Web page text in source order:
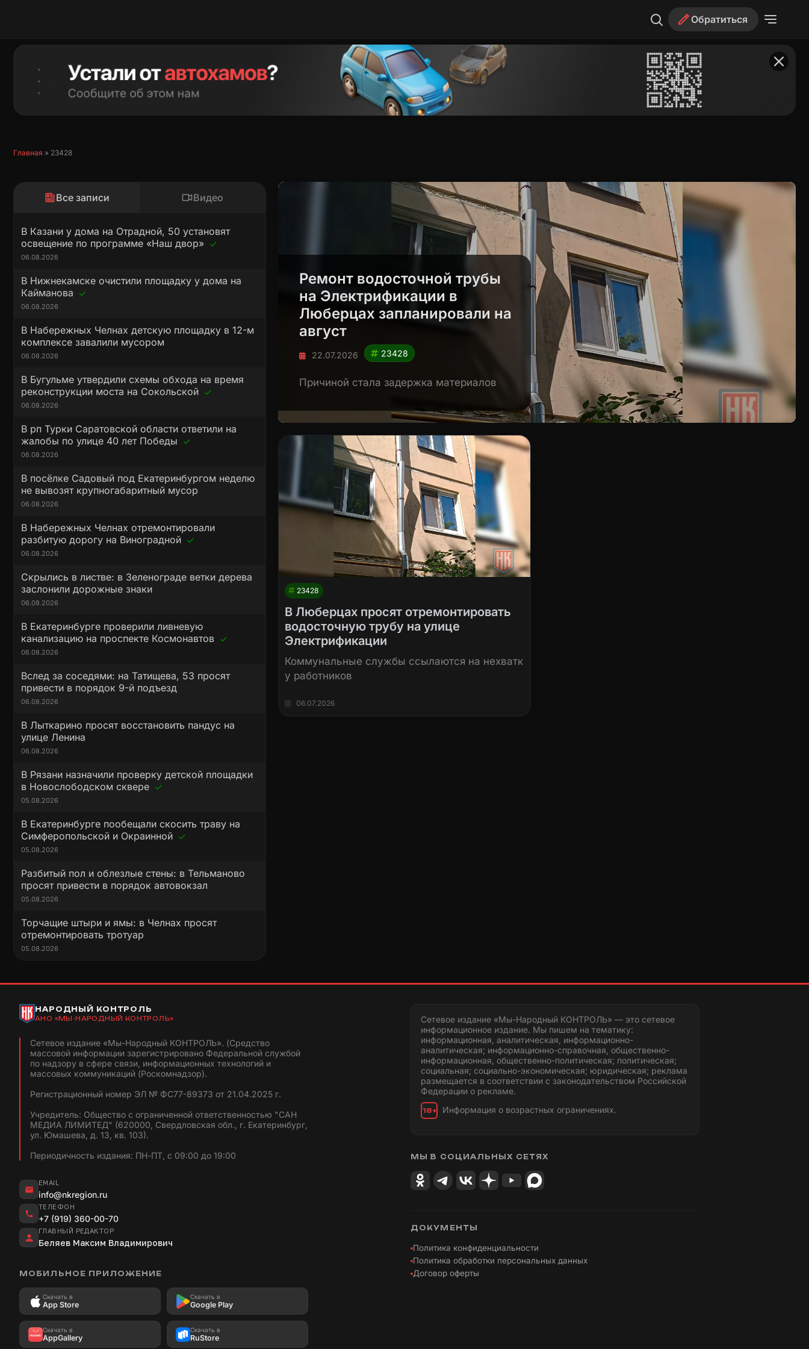
Обратиться
Главная » 23428
Все записи Видео
В Казани у дома на Отрадной, 50 установят
освещение по программе «Наш двор»
06.08.2026
В Нижнекамске очистили площадку у дома на
Кайманова
06.08.2026
В Набережных Челнах детскую площадку в 12-м
комплексе завалили мусором
06.08.2026
В Бугульме утвердили схемы обхода на время
реконструкции моста на Сокольской
06.08.2026
В рп Турки Саратовской области ответили на
жалобы по улице 40 лет Победы
06.08.2026
В посёлке Садовый под Екатеринбургом неделю
не вывозят крупногабаритный мусор
06.08.2026
В Набережных Челнах отремонтировали
разбитую дорогу на Виноградной
06.08.2026
Скрылись в листве: в Зеленограде ветки дерева
заслонили дорожные знаки
06.08.2026
В Екатеринбурге проверили ливневую
канализацию на проспекте Космонавтов
06.08.2026
Вслед за соседями: на Татищева, 53 просят
привести в порядок 9-й подъезд
06.08.2026
В Лыткарино просят восстановить пандус на
улице Ленина
06.08.2026
В Рязани назначили проверку детской площадки
в Новослободском сквере
05.08.2026
В Екатеринбурге пообещали скосить траву на
Симферопольской и Окраинной
05.08.2026
Разбитый пол и облезлые стены: в Тельманово
просят привести в порядок автовокзал
05.08.2026
Торчащие штыри и ямы: в Челнах просят
отремонтировать тротуар
05.08.2026
Ремонт водосточной трубы
на Электрификации в
Люберцах запланировали на
август
22.07.2026 23428
Причиной стала задержка материалов
23428
В Люберцах просят отремонтировать
водосточную трубу на улице
Электрификации
Коммунальные службы ссылаются на нехватк
у работников
06.07.2026
НАРОДНЫЙ КОНТРОЛЬ
АНО «МЫ-НАРОДНЫЙ КОНТРОЛЬ»
Сетевое издание «Мы-Народный КОНТРОЛЬ». (Средство
массовой информации зарегистрировано Федеральной службой
по надзору в сфере связи, информационных технологий и
массовых коммуникаций (Роскомнадзор).
Регистрационный номер ЭЛ № ФС77-89373 от 21.04.2025 г.
Учредитель: Общество с ограниченной ответственностью "САН
МЕДИА ЛИМИТЕД" (620000, Свердловская обл., г. Екатеринбург,
ул. Юмашева, д. 13, кв. 103).
Периодичность издания: ПН-ПТ, с 09:00 до 19:00
EMAIL
info@nkregion.ru
ТЕЛЕФОН
+7 (919) 360-00-70
ГЛАВНЫЙ РЕДАКТОР
Беляев Максим Владимирович
МОБИЛЬНОЕ ПРИЛОЖЕНИЕ
Скачать в
App Store
Скачать в
Google Play
Скачать в
AppGallery
Скачать в
RuStore
Сетевое издание «Мы-Народный КОНТРОЛЬ» — это сетевое
информационное издание. Мы пишем на тематику:
информационная, аналитическая, информационно-
аналитическая; информационно-справочная, общественно-
информационная, общественно-политическая; политическая;
социальная; социально-экономическая; юридическая; реклама
размещается в соответствии с законодательством Российской
Федерации о рекламе.
18+ Информация о возрастных ограничениях.
МЫ В СОЦИАЛЬНЫХ СЕТЯХ
ДОКУМЕНТЫ
Политика конфиденциальности
Политика обработки персональных данных
Договор оферты